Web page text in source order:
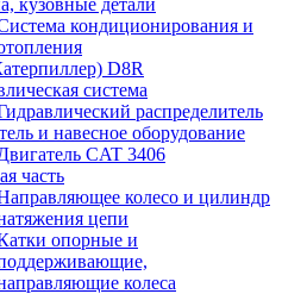
кузовные детали
кондиционирования и
D8R
система
распределитель
и навесное оборудование
CAT 3406
часть
колесо и цилиндр
цепи
опорные и
колеса